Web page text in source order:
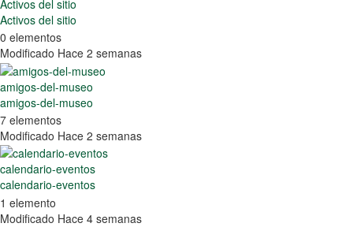
Activos del sitio
Activos del sitio
0 elementos
Modificado Hace 2 semanas
amigos-del-museo
amigos-del-museo
7 elementos
Modificado Hace 2 semanas
calendario-eventos
calendario-eventos
1 elemento
Modificado Hace 4 semanas